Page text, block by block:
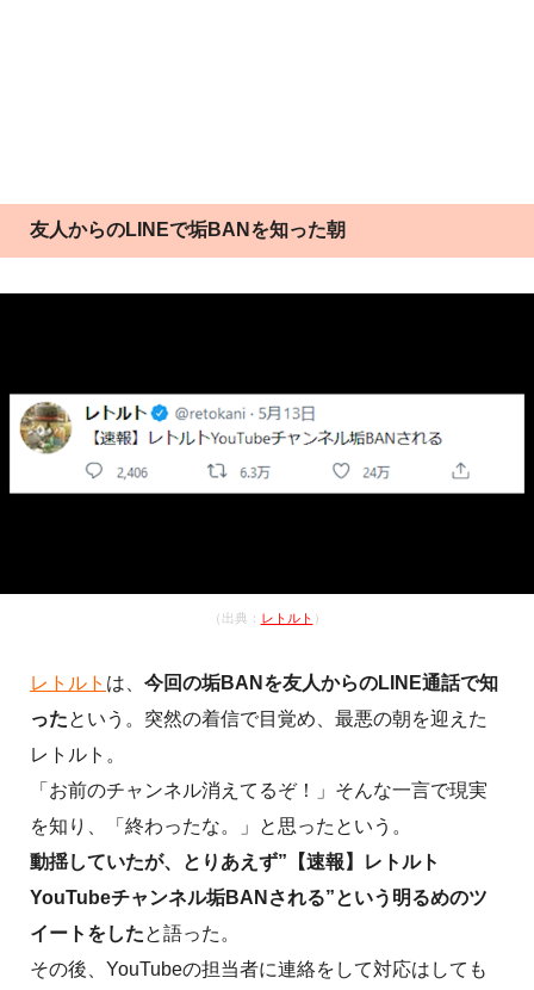
友人からのLINEで垢BANを知った朝
（出典： レトルト ）
レトルト は、 今回の垢BANを友人からのLINE通話で知
ったという。突然の着信で目覚め、最悪の朝を迎えた
レトルト。
「お前のチャンネル消えてるぞ！」そんな一言で現実
を知り、「終わったな。」と思ったという。
動揺していたが、とりあえず”【速報】レトルト
YouTubeチャンネル垢BANされる”という明るめのツ
イートをしたと語った。
その後、YouTubeの担当者に連絡をして対応はしても